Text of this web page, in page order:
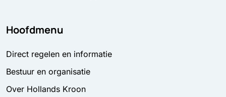
Hoofdmenu
Direct regelen en informatie
Bestuur en organisatie
Over Hollands Kroon